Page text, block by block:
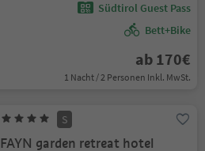
Südtirol Guest Pass
Bett+Bike
ab 170€
1 Nacht / 2 Personen Inkl. MwSt.
S
FAYN garden retreat hotel